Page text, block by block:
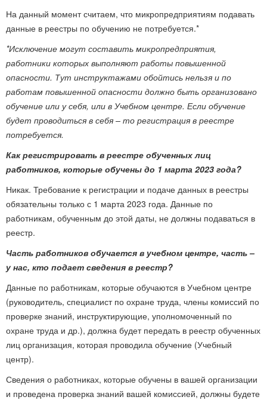
На данный момент считаем, что микропредприятиям подавать
данные в реестры по обучению не потребуется.*
*Исключение могут составить микропредприятия,
работники которых выполняют работы повышенной
опасности. Тут инструктажами обойтись нельзя и по
работам повышенной опасности должно быть организовано
обучение или у себя, или в Учебном центре. Если обучение
будет проводиться в себя – то регистрация в реестре
потребуется.
Как регистрировать в реестре обученных лиц
работников, которые обучены до 1 марта 2023 года?
Никак. Требование к регистрации и подаче данных в реестры
обязательны только с 1 марта 2023 года. Данные по
работникам, обученным до этой даты, не должны подаваться в
реестр.
Часть работников обучается в учебном центре, часть –
у нас, кто подает сведения в реестр?
Данные по работникам, которые обучаются в Учебном центре
(руководитель, специалист по охране труда, члены комиссий по
проверке знаний, инструктирующие, уполномоченный по
охране труда и др.), должна будет передать в реестр обученных
лиц организация, которая проводила обучение (Учебный
центр).
Сведения о работниках, которые обучены в вашей организации
и проведена проверка знаний вашей комиссией, должны будете